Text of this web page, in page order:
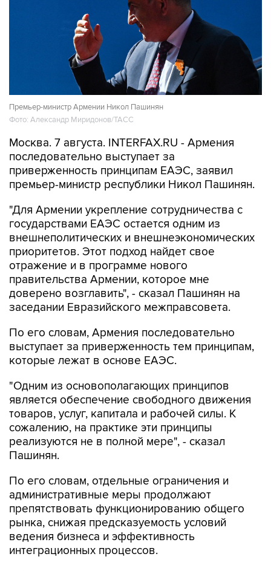
Премьер-министр Армении Никол Пашинян
Фото: Александр Миридонов/ТАСС
Москва. 7 августа. INTERFAX.RU - Армения
приверженность принципам ЕАЭС, заявил
премьер-министр республики Никол Пашинян.
"Для Армении укрепление сотрудничества с
внешнеполитических и внешнеэкономических
приоритетов. Этот подход найдет свое
отражение и в программе нового
правительства Армении, которое мне
доверено возглавить", - сказал Пашинян на
заседании Евразийского межправсовета.
По его словам, Армения последовательно
которые лежат в основе ЕАЭС.
"Одним из основополагающих принципов
товаров, услуг, капитала и рабочей силы. К
сожалению, на практике эти принципы
реализуются не в полной мере", - сказал
Пашинян.
По его словам, отдельные ограничения и
препятствовать функционированию общего
рынка, снижая предсказуемость условий
ведения бизнеса и эффективность
интеграционных процессов.
"Армения неизменно обеспечивает